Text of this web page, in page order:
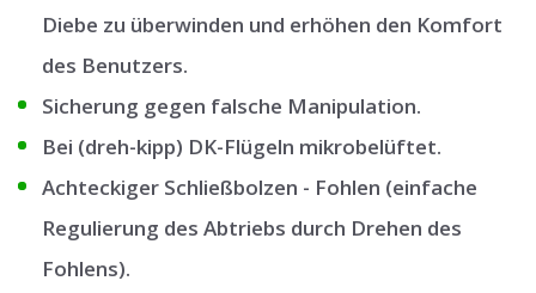
Diebe zu überwinden und erhöhen den Komfort
des Benutzers.
Sicherung gegen falsche Manipulation.
Bei (dreh-kipp) DK-Flügeln mikrobelüftet.
Achteckiger Schließbolzen - Fohlen (einfache
Regulierung des Abtriebs durch Drehen des
Fohlens).